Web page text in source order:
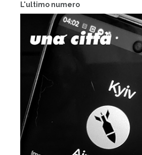
L'ultimo numero